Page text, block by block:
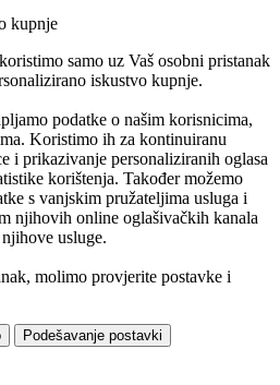
kupnje
samo uz Vaš osobni pristanak
iskustvo kupnje.
podatke o našim korisnicima,
Koristimo ih za kontinuiranu
i prikazivanje personaliziranih oglasa
korištenja. Također možemo
s vanjskim pružateljima usluga i
njihovih online oglašivačkih kanala
usluge.
molimo provjerite postavke i
Podešavanje postavki